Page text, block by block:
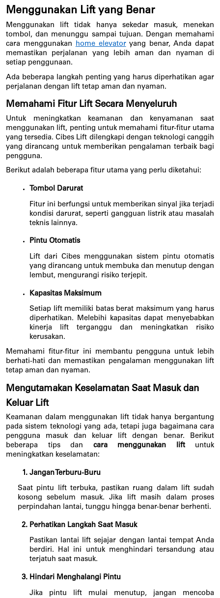
Menggunakan Lift yang Benar
Menggunakan lift tidak hanya sekedar masuk, menekan
tombol, dan menunggu sampai tujuan. Dengan memahami
cara menggunakan
home elevator yang benar, Anda dapat
memastikan perjalanan yang lebih aman dan nyaman di
setiap penggunaan.
Ada beberapa langkah penting yang harus diperhatikan agar
perjalanan dengan lift tetap aman dan nyaman.
Memahami Fitur Lift Secara Menyeluruh
Untuk meningkatkan keamanan dan kenyamanan saat
menggunakan lift, penting untuk memahami fitur-fitur utama
yang tersedia. Cibes Lift dilengkapi dengan teknologi canggih
yang dirancang untuk memberikan pengalaman terbaik bagi
pengguna.
Berikut adalah beberapa fitur utama yang perlu diketahui:
Tombol Darurat
Fitur ini berfungsi untuk memberikan sinyal jika terjadi
kondisi darurat, seperti gangguan listrik atau masalah
teknis lainnya.
Pintu Otomatis
Lift dari Cibes menggunakan sistem pintu otomatis
yang dirancang untuk membuka dan menutup dengan
lembut, mengurangi risiko terjepit.
Kapasitas Maksimum
Setiap lift memiliki batas berat maksimum yang harus
diperhatikan. Melebihi kapasitas dapat menyebabkan
kinerja lift terganggu dan meningkatkan risiko
kerusakan.
Memahami fitur-fitur ini membantu pengguna untuk lebih
berhati-hati dan memastikan pengalaman menggunakan lift
tetap aman dan nyaman.
Mengutamakan Keselamatan Saat Masuk dan
Keluar Lift
Keamanan dalam menggunakan lift tidak hanya bergantung
pada sistem teknologi yang ada, tetapi juga bagaimana cara
pengguna masuk dan keluar lift dengan benar. Berikut
beberapa tips dan cara menggunakan lift untuk
meningkatkan keselamatan:
Jangan Terburu-Buru
Saat pintu lift terbuka, pastikan ruang dalam lift sudah
kosong sebelum masuk. Jika lift masih dalam proses
perpindahan lantai, tunggu hingga benar-benar berhenti.
Perhatikan Langkah Saat Masuk
Pastikan lantai lift sejajar dengan lantai tempat Anda
berdiri. Hal ini untuk menghindari tersandung atau
terjatuh saat masuk.
Hindari Menghalangi Pintu
Jika pintu lift mulai menutup, jangan mencoba